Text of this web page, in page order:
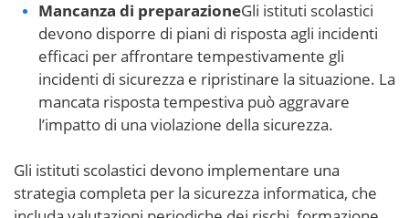
Mancanza di preparazioneGli istituti scolastici
devono disporre di piani di risposta agli incidenti
efficaci per affrontare tempestivamente gli
incidenti di sicurezza e ripristinare la situazione. La
mancata risposta tempestiva può aggravare
l’impatto di una violazione della sicurezza.
Gli istituti scolastici devono implementare una
strategia completa per la sicurezza informatica, che